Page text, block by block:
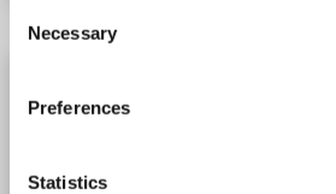
Selection
Necessary
Preferences
Statistics
HK3 Reactivité: Souris